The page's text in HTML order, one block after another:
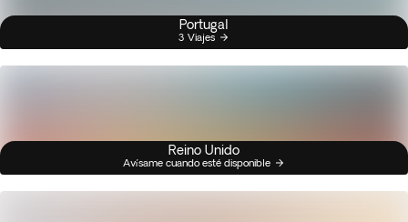
Portugal
3 Viajes
Reino Unido
Avísame cuando esté disponible